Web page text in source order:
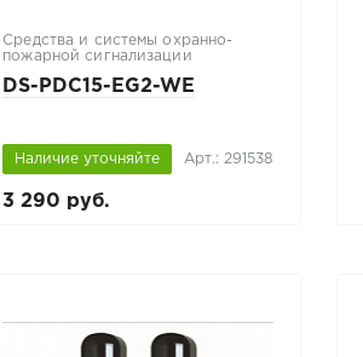
Средства и системы охранно-
пожарной сигнализации
DS-PDC15-EG2-WE
Наличие уточняйте Арт.: 291538
3 290 руб.